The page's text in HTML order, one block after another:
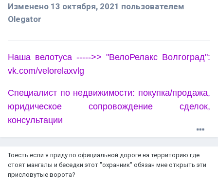
Изменено 13 октября, 2021 пользователем
Olegator
Наша велотуса ----->> "ВелоРелакс Волгоград":
vk.com/velorelaxvlg
Специалист по недвижимости: покупка/продажа,
юридическое сопровождение сделок,
консультации
Тоесть если я приду по официальной дороге на территорию где
стоят мангалы и беседки этот "охранник" обязан мне открыть эти
присловутые ворота?